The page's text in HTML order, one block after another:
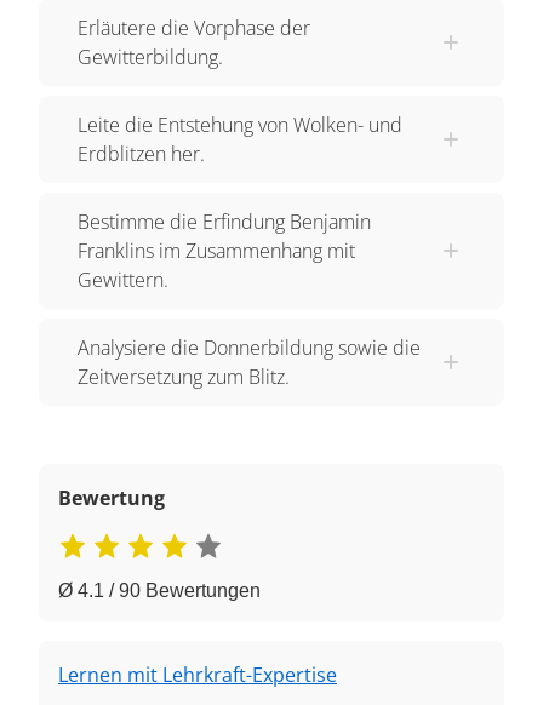
Erläutere die Vorphase der
Gewitterbildung.
Leite die Entstehung von Wolken- und
Erdblitzen her.
Bestimme die Erfindung Benjamin
Franklins im Zusammenhang mit
Gewittern.
Analysiere die Donnerbildung sowie die
Zeitversetzung zum Blitz.
Bewertung
Ø 4.1 / 90 Bewertungen
Lernen mit Lehrkraft-Expertise